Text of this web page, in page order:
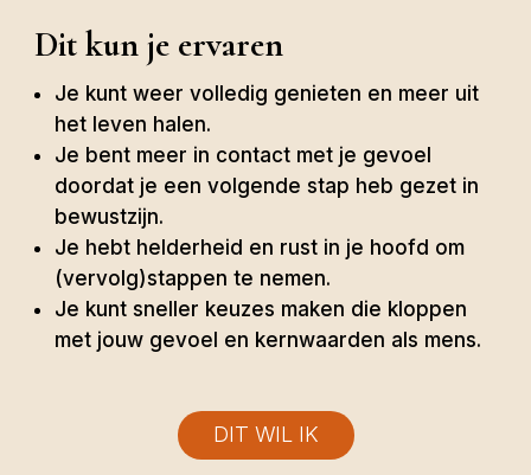
Dit kun je ervaren
Je kunt weer volledig genieten en meer uit
het leven halen.
Je bent meer in contact met je gevoel
doordat je een volgende stap heb gezet in
bewustzijn.
Je hebt helderheid en rust in je hoofd om
(vervolg)stappen te nemen.
Je kunt sneller keuzes maken die kloppen
met jouw gevoel en kernwaarden als mens.
DIT WIL IK